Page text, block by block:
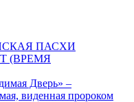
ПАСХИ
(ВРЕМЯ
Дверь» –
виденная пророком